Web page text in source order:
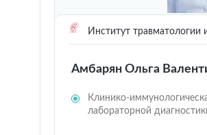
Институт травматологии
Амбарян Ольга
Клинико-
лабораторной